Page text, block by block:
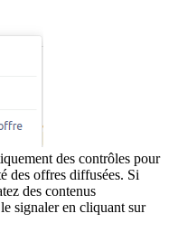
des contrôles pour
des offres diffusées. Si
des contenus
signaler en cliquant sur